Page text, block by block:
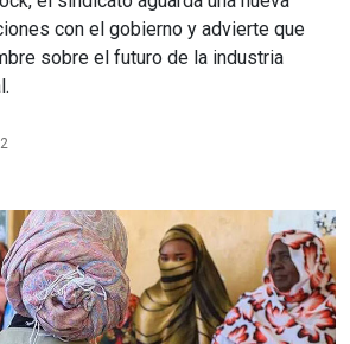
con el gobierno y advierte que
sobre el futuro de la industria